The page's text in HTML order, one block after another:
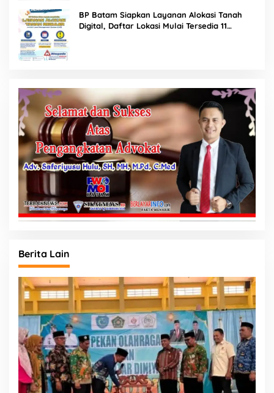
BP Batam Siapkan Layanan Alokasi Tanah
Digital, Daftar Lokasi Mulai Tersedia 11
Berita Lain